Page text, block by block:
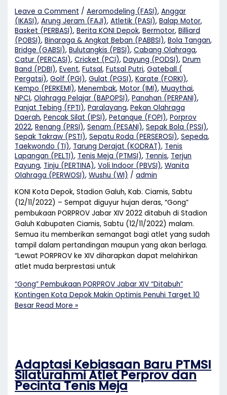
Leave a Comment /Aeromodeling (FASI),Anggar
(IKASI),Arung Jeram (FAJI),Atletik (PASI),Balap Motor,
Basket (PERBASI),Berita KONI Depok,Bermotor,Billiard
(POBSI),Binaraga & Angkat Beban (PABBSI),Bola Tangan,
Bridge (GABSI),Bulutangkis (PBSI),Cabang Olahraga,
Catur (PERCASI),Cricket (PCI),Dayung (PODSI),Drum
Band (PDBI),Event,Futsal,Futsal Putri,Gateball (
Pergatsi),Golf (PGI),Gulat (PGSI),Karate (FORKI),
Kempo (PERKEMI),Menembak,Motor (IMI),Muaythai,
NPCI,Olahraga Pelajar (BAPOPSI),Panahan (PERPANI),
Panjat Tebing (FPTI),Paralayang,Pekan Olahraga
Daerah,Pencak Silat (IPSI),Petanque (FOPI),Porprov
2022,Renang (PRSI),Senam (PESANI),Sepak Bola (PSSI),
Sepak Takraw (PSTI),Sepatu Roda (PERSEROSI),Sepeda,
Taekwondo (TI), Tarung Derajat (KODRAT), Tenis
Lapangan (PELTI), Tenis Meja (PTMSI), Tennis, Terjun
Payung, Tinju (PERTINA),Voli Indoor (PBVSI),Wanita
Olahraga (PERWOSI),Wushu (WI) /admin
KONI Kota Depok, Stadion Galuh, Kab. Ciamis, Sabtu
(12/11/2022) – Sempat diguyur hujan deras, “Gong”
pembukaan PORPROV Jabar XIV 2022 ditabuh di Stadion
Galuh Kabupaten Ciamis, Sabtu (12/11/2022) malam.
Semua itu memberikan semangat bagi atlet yang sudah
tampil dalam pertandingan maupun yang akan berlaga.
“Lewat PORPROV ke XIV diharapkan dapat melahirkan
atlet muda berprestasi untuk
“Gong” Pembukaan PORPROV Jabar XIV “Ditabuh”
Kontingen Kota Depok Makin Optimis Penuhi Target 10
Besar Read More »
Adaptasi Kebiasaan Baru PTMSI
Silaturahmi Atlet Perprov dan
Pecinta Tenis Meja